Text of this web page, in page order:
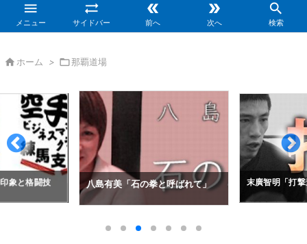

メニュー

サイドバー

前へ

次へ

検索
 ホーム > 那覇道場
呼ばれて」 末廣智明「打撃道」
アレクセイ・
の空道入門」